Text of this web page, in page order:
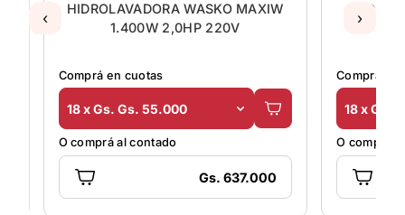
HIDROLAVADORA WASKO MAXIW
1.400W 2,0HP 220V
Comprá en cuotas
18 x Gs. Gs. 55.000
O comprá al contado
Gs. 637.000
Comprá en
18 x Gs. Gs.
O comprá al
‹ ›